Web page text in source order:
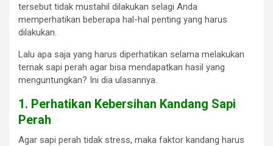
tersebut tidak mustahil dilakukan selagi Anda
memperhatikan beberapa hal-hal penting yang harus
dilakukan.
Lalu apa saja yang harus diperhatikan selama melakukan
ternak sapi perah agar bisa mendapatkan hasil yang
menguntungkan? Ini dia ulasannya.
1. Perhatikan Kebersihan Kandang Sapi
Perah
Agar sapi perah tidak stress, maka faktor kandang harus